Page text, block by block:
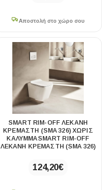
Αποστολή στο χώρο σου
SMART RIM-OFF ΛΕΚΑΝΗ
ΚΡΕΜΑΣΤΗ (SMA 326) ΧΩΡΙΣ
ΚΑΛΥΜΜΑSMART RIM-OFF
ΛΕΚΑΝΗ ΚΡΕΜΑΣΤΗ (SMA 326)
124,20€